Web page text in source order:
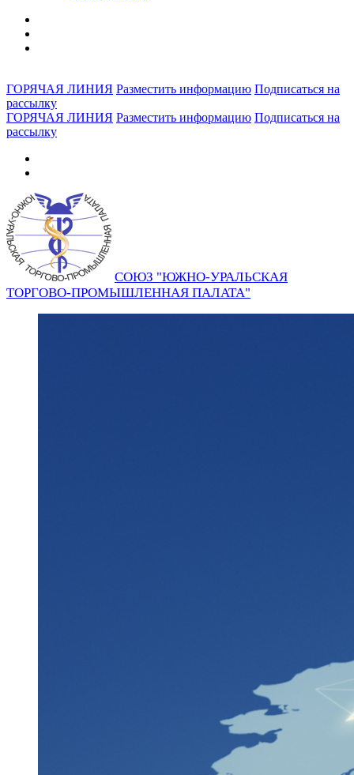
ГОРЯЧАЯ ЛИНИЯ Разместить информацию Подписаться на
рассылку
ГОРЯЧАЯ ЛИНИЯ Разместить информацию Подписаться на
рассылку
СОЮЗ "ЮЖНО-УРАЛЬСКАЯ
ТОРГОВО-ПРОМЫШЛЕННАЯ ПАЛАТА"